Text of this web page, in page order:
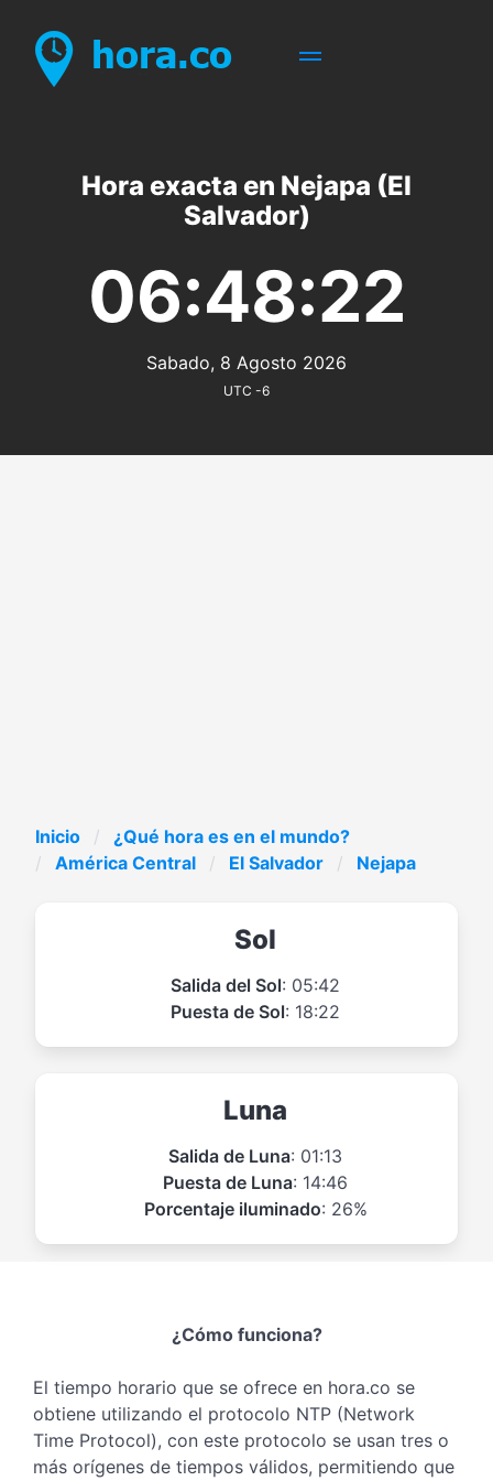
Hora exacta en Nejapa (El
Salvador)
06:48:22
Sabado, 8 Agosto 2026
UTC -6
Inicio
¿Qué hora es en el mundo?
América Central
El Salvador Nejapa
Sol
Salida del Sol: 05:42
Puesta de Sol: 18:22
Luna
Salida de Luna: 01:13
Puesta de Luna: 14:46
Porcentaje iluminado: 26%
¿Cómo funciona?
El tiempo horario que se ofrece en hora.co se
obtiene utilizando el protocolo NTP (Network
Time Protocol), con este protocolo se usan tres o
más orígenes de tiempos válidos, permitiendo que